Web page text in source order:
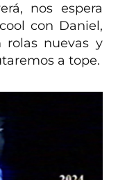
nos espera
con Daniel,
rolas nuevas y
a tope.